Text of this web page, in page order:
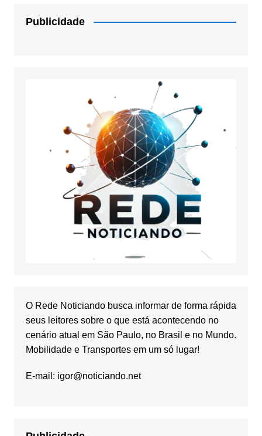
Publicidade
O Rede Noticiando busca informar de forma rápida
seus leitores sobre o que está acontecendo no
cenário atual em São Paulo, no Brasil e no Mundo.
Mobilidade e Transportes em um só lugar!
E-mail: igor@noticiando.net